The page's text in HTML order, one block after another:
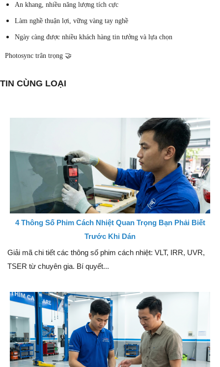
An khang, nhiều năng lượng tích cực
Làm nghề thuận lợi, vững vàng tay nghề
Ngày càng được nhiều khách hàng tin tưởng và lựa chọn
Photosync trân trọng 🤝
TIN CÙNG LOẠI
4 Thông Số Phim Cách Nhiệt Quan Trọng Bạn Phải Biết
Trước Khi Dán
Giải mã chi tiết các thông số phim cách nhiệt: VLT, IRR, UVR,
TSER từ chuyên gia. Bí quyết...